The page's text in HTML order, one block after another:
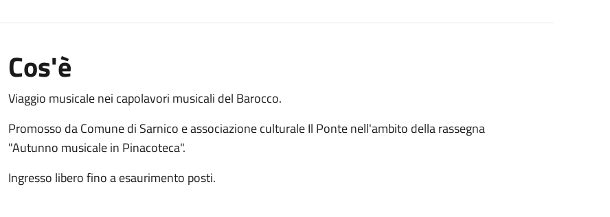
Cos'è
Viaggio musicale nei capolavori musicali del Barocco.
Promosso da Comune di Sarnico e associazione culturale Il Ponte nell'ambito della rassegna
"Autunno musicale in Pinacoteca".
Ingresso libero fino a esaurimento posti.